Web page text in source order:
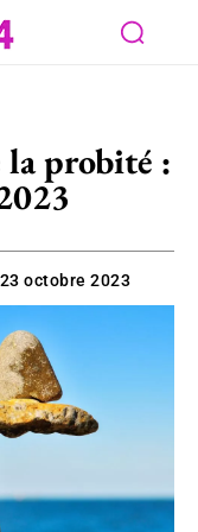
la probité :
23 octobre 2023